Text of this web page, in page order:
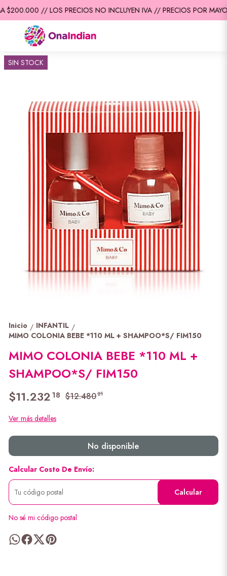
// LOS PRECIOS NO INCLUYEN IVA // PRECIOS POR
SIN STOCK
Inicio / INFANTIL /
MIMO COLONIA BEBE *110 ML + SHAMPOO*S/ FIM150
MIMO COLONIA BEBE *110 ML +
SHAMPOO*S/ FIM150
$11.232 18 $12.48021
Ver más detalles
No disponible
Calcular Costo De Envío:
Calcular
No sé mi código postal